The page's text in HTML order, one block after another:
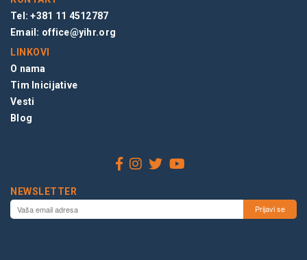
Tel: +381 11 4512787
Email: office@yihr.org
LINKOVI
O nama
Tim Inicijative
Vesti
Blog
NEWSLETTER